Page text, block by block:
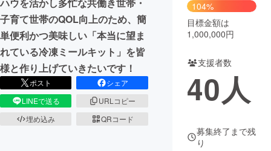
CAMPFIREふるさと納税machi-ya コミュニティ
子育て世帯のQOL向上のため、簡
単便利かつ美味しい「本当に望ま
れている冷凍ミールキット」を皆
様と作り上げていきたいです！
ポスト
シェア
LINEで送る
URLコピー
埋め込み
QRコード
104%
目標金額は
1,000,000円
支援者数
40人
募集終了まで残
り